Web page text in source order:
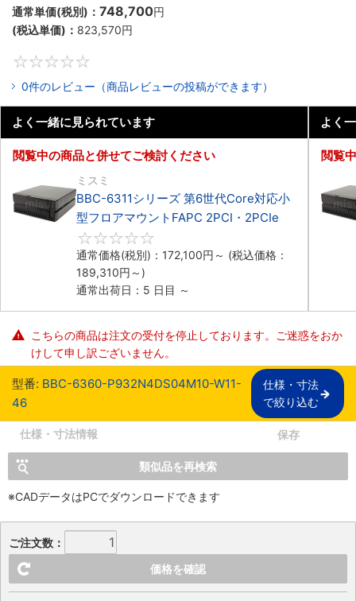
通常単価(税別)： 748,700円
(税込単価)： 823,570円
0件のレビュー（商品レビューの投稿ができます）
よく一緒に見られています
閲覧中の商品と併せてご検討ください
ミスミ
BBC-6311シリーズ 第6世代Core対応小
型フロアマウントFAPC 2PCI・2PCIe
通常価格(税別)： 172,100円 ～ (税込価格：
189,310円 ～)
通常出荷日：5 日目 ～
よく
閲覧
こちらの商品は注文の受付を停止しております。ご迷惑をおか
けして申し訳ございません。
型番: BBC-6360-P932N4DS04M10-W11-
46
仕様・寸法
で絞り込む
仕様・寸法情報 保存
類似品を再検索
※CADデータはPCでダウンロードできます
ご注文数：
価格を確認